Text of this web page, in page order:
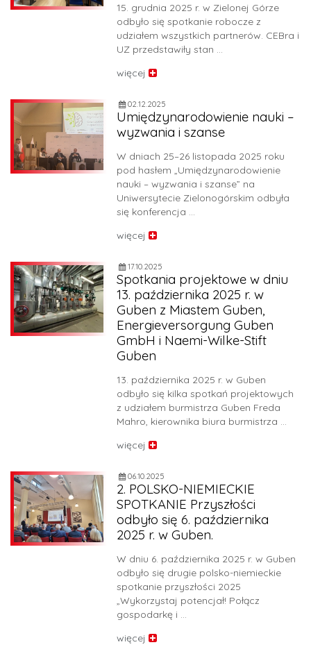
15. grudnia 2025 r. w Zielonej Górze
odbyło się spotkanie robocze z
udziałem wszystkich partnerów. CEBra i
UZ przedstawiły stan …
więcej
02.12.2025
Umiędzynarodowienie nauki –
wyzwania i szanse
W dniach 25–26 listopada 2025 roku
pod hasłem „Umiędzynarodowienie
nauki – wyzwania i szanse” na
Uniwersytecie Zielonogórskim odbyła
się konferencja …
więcej
17.10.2025
Spotkania projektowe w dniu
13. października 2025 r. w
Guben z Miastem Guben,
Energieversorgung Guben
GmbH i Naemi-Wilke-Stift
Guben
13. października 2025 r. w Guben
odbyło się kilka spotkań projektowych
z udziałem burmistrza Guben Freda
Mahro, kierownika biura burmistrza …
więcej
06.10.2025
2. POLSKO-NIEMIECKIE
SPOTKANIE Przyszłości
odbyło się 6. października
2025 r. w Guben.
W dniu 6. października 2025 r. w Guben
odbyło się drugie polsko-niemieckie
spotkanie przyszłości 2025
„Wykorzystaj potencjał! Połącz
gospodarkę i …
więcej